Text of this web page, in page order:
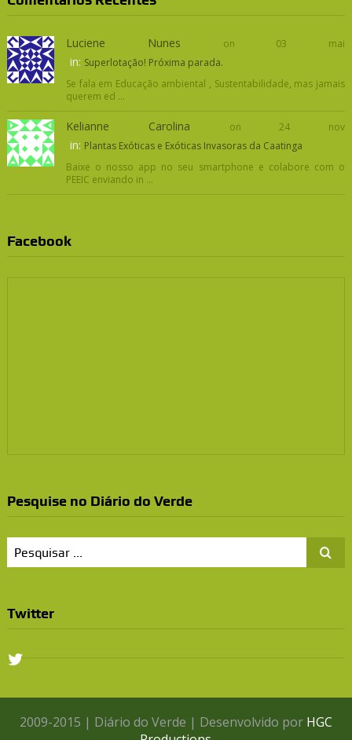
Luciene Nunes on 03 mai
in: Superlotação! Próxima parada.
Se fala em Educação ambiental , Sustentabilidade, mas jamais
querem ed ...
Kelianne Carolina on 24 nov
in: Plantas Exóticas e Exóticas Invasoras da Caatinga
Baixe o nosso app no seu smartphone e colabore com o
PEEIC enviando in ...
Facebook
Pesquise no Diário do Verde
Twitter
2009-2015 | Diário do Verde | Desenvolvido por HGC